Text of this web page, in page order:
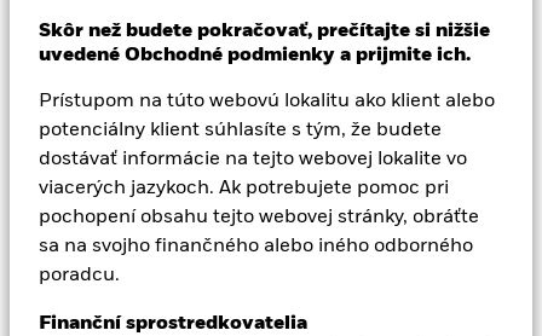
Skôr než budete pokračovať, prečítajte si nižšie
uvedené Obchodné podmienky a prijmite ich.
Prístupom na túto webovú lokalitu ako klient alebo
potenciálny klient súhlasíte s tým, že budete
dostávať informácie na tejto webovej lokalite vo
viacerých jazykoch. Ak potrebujete pomoc pri
pochopení obsahu tejto webovej stránky, obráťte
sa na svojho finančného alebo iného odborného
poradcu.
Finanční sprostredkovatelia
iShares
Aladdin
Naša spoločnosť
Documents
Documents
Názov dokumentu
iShares III plc - Interim